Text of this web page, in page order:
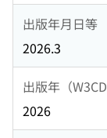
出版年月日等
2026.3
出版年（
2026